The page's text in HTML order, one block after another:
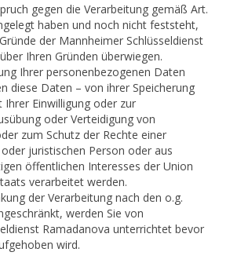
gegen die Verarbeitung gemäß Art.
haben und noch nicht feststeht,
der Mannheimer Schlüsseldienst
Ihren Gründen überwiegen.
Ihrer personenbezogenen Daten
diese Daten – von ihrer Speicherung
Einwilligung oder zur
oder Verteidigung von
zum Schutz der Rechte einer
juristischen Person oder aus
öffentlichen Interesses der Union
verarbeitet werden.
der Verarbeitung nach den o.g.
werden Sie von
Ramadanova unterrichtet bevor
wird.